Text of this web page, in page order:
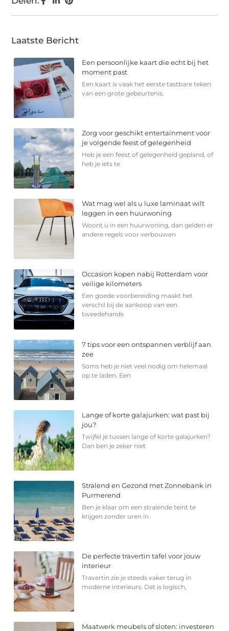
Laatste Bericht
Een persoonlijke kaart die echt bij het
moment past
Een kaart is vaak het eerste tastbare teken
van een grote gebeurtenis.
Zorg voor geschikt entertainment voor
je volgende feest of gelegenheid
Heb je een feest of gelegenheid gepland, of
heb je iets te
Wat mag wel als u luxe laminaat wilt
leggen in een huurwoning
Woont u in een huurwoning, dan gelden er
andere regels voor verbouwen
Occasion kopen nabij Rotterdam voor
veilige kilometers
Een goede voorbereiding maakt het
verschil bij de aankoop van een
tweedehands
7 tips voor een ontspannen verblijf aan
zee
Soms heb je niet veel nodig om helemaal
op te laden. Een
Lange of korte galajurken: wat past bij
jou?
Twijfel je tussen lange of korte galajurken?
Dan ben je zeker niet
Stralend en Gezond met Zonnebank in
Purmerend
Ben je klaar om een stralende teint te
krijgen zonder uren in
De perfecte travertin tafel voor jouw
interieur
Travertin zie je steeds vaker terug in
moderne interieurs. Dat is logisch,
Maatwerk meubels of sloten: investeren